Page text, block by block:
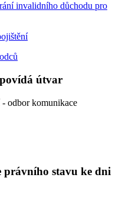
invalidního důchodu pro
útvar
- odbor komunikace
právního stavu ke dni